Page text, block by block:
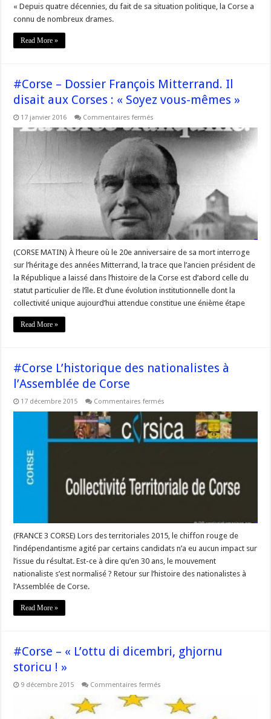
« Depuis quatre décennies, du fait de sa situation politique, la Corse a
connu de nombreux drames.
Read More »
#Corse – Dossier François Mitterrand. Il
disait aux Corses : « Soyez vous-mêmes »
17 janvier 2016 Commentaires fermés
–
Dossier
François
Mitterrand.
disait
aux
Corses
:
« Soyez
vous-
mêmes »
(CORSE MATIN) À l’heure où le 20e anniversaire de sa mort interroge
sur l’héritage des années Mitterrand, la trace que l’ancien président de
la République a laissé dans l’histoire de la Corse est d’abord celle du
statut particulier de l’île. Et d’une évolution institutionnelle dont la
collectivité unique aujourd’hui attendue constitue une énième étape
Read More »
#Corse L’historique des nationalistes à
l’Assemblée de Corse
17 décembre 2015 Commentaires fermés
L’historique
des
nationalistes
à
(FRANCE 3 CORSE) Lors des territoriales 2015, le chiffon rouge de
l’indépendantisme agité par certains candidats n’a eu aucun impact sur
l’issue du résultat. Est-ce à dire qu’en 30 ans, le mouvement
nationaliste s’est normalisé ? Retour sur l’histoire des nationalistes à
l’Assemblée de Corse.
Read More »
#Corse – « L’ottu di dicembri, ghjornu
storicu ! »
9 décembre 2015 Commentaires fermés
« L’ottu